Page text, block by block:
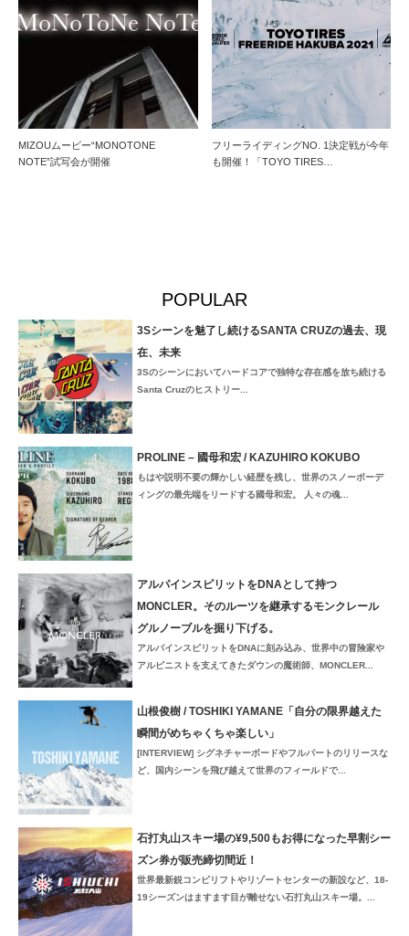
MIZOUムービー“MONOTONE
NOTE”試写会が開催
フリーライディングNO. 1決定戦が今年
も開催！「TOYO TIRES…
POPULAR
3Sシーンを魅了し続けるSANTA CRUZの過去、現
在、未来
3Sのシーンにおいてハードコアで独特な存在感を放ち続ける
Santa Cruzのヒストリー...
PROLINE – 國母和宏 / KAZUHIRO KOKUBO
もはや説明不要の輝かしい経歴を残し、世界のスノーボーデ
ィングの最先端をリードする國母和宏。 人々の魂...
アルパインスピリットをDNAとして持つ
MONCLER。そのルーツを継承するモンクレール
グルノーブルを掘り下げる。
アルパインスピリットをDNAに刻み込み、世界中の冒険家や
アルピニストを支えてきたダウンの魔術師、MONCLER...
山根俊樹 / TOSHIKI YAMANE「自分の限界越えた
瞬間がめちゃくちゃ楽しい」
[INTERVIEW] シグネチャーボードやフルパートのリリースな
ど、国内シーンを飛び越えて世界のフィールドで...
石打丸山スキー場の¥9,500もお得になった早割シー
ズン券が販売締切間近！
世界最新鋭コンビリフトやリゾートセンターの新設など、18-
19シーズンはますます目が離せない石打丸山スキー場。...